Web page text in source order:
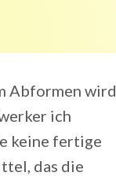
Abformen wird
ich
keine fertige
das die